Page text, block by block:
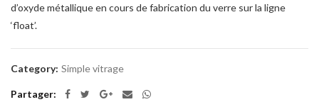
d’oxyde métallique en cours de fabrication du verre sur la ligne
‘float’.
Category: Simple vitrage
Partager